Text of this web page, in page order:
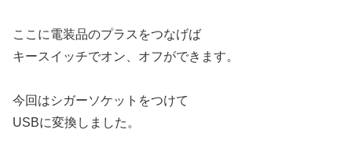
ここに電装品のプラスをつなげば
キースイッチでオン、オフができます。
今回はシガーソケットをつけて
USBに変換しました。